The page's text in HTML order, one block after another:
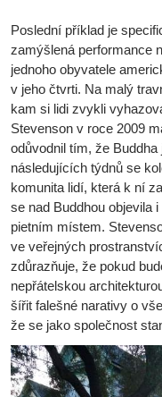
Poslední příklad je
zamýšlená performance
jednoho obyvatele
v jeho čtvrti. Na malý
kam si lidi zvykli
Stevenson v roce 2009
odůvodnil tím, že
následujících týdnů se
komunita lidí, která k ní
se nad Buddhou objevila
pietním místem.
ve veřejných
zdůrazňuje, že pokud
nepřátelskou
šířit falešné narativy o
že se jako společnost